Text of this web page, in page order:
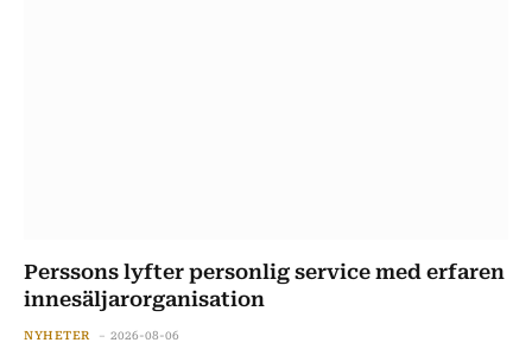
Perssons lyfter personlig service med erfaren
innesäljarorganisation
NYHETER 2026-08-06